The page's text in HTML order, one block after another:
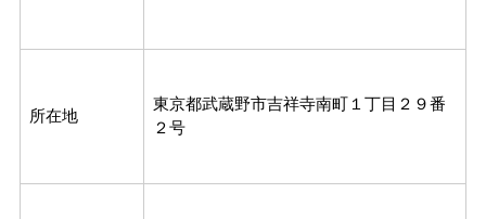
所在地
東京都武蔵野市吉祥寺南町１丁目２９番
２号